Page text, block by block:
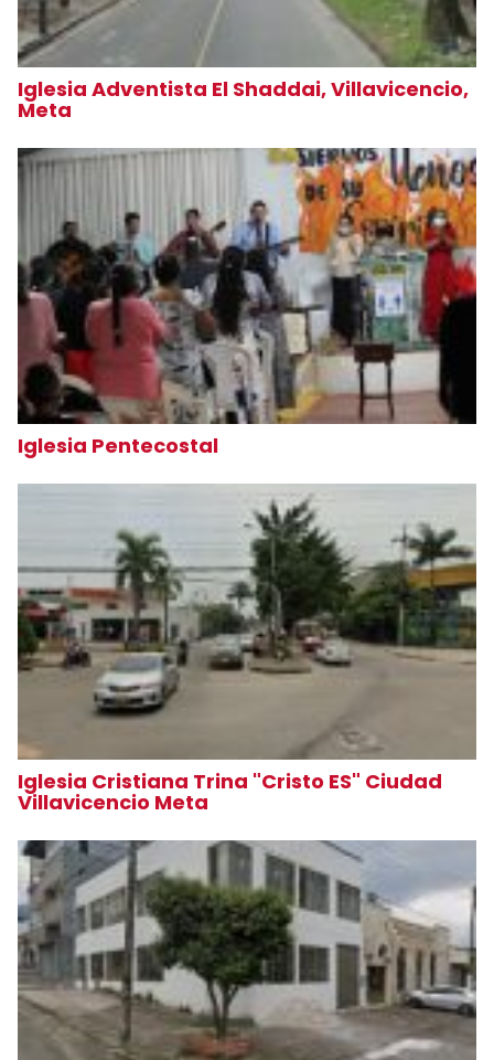
Iglesia Adventista El Shaddai, Villavicencio,
Meta
Iglesia Pentecostal
Iglesia Cristiana Trina "Cristo ES" Ciudad
Villavicencio Meta